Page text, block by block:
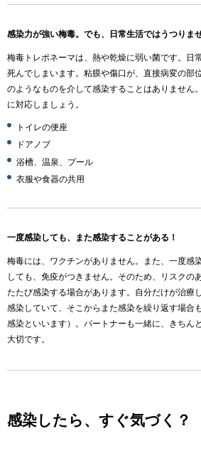
感染力が強い梅毒。でも、日常生活ではうつりま
梅毒トレポネーマは、熱や乾燥に弱い菌です。日
死んでしまいます。粘膜や傷口が、直接病変の部
のようなものを介して感染することはありません
に対応しましょう。
トイレの便座
ドアノブ
浴槽、温泉、プール
衣服や食器の共用
一度感染しても、また感染することがある！
梅毒には、ワクチンがありません。また、一度感
しても、免疫がつきません。そのため、リスクの
たたび感染する場合があります。自分だけが治療
感染していて、そこからまた感染を繰り返す場合
感染といいます）。パートナーも一緒に、きちん
大切です。
感染したら、すぐ気づく